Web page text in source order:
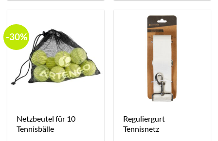
-30%
Netzbeutel für 10
Tennisbälle
Reguliergurt
Tennisnetz